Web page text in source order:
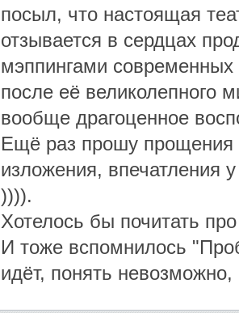
посыл, что настоящая
отзывается в сердцах
мэппингами
после её великолепного
вообще драгоценное
Ещё раз прошу прощения
изложения, впечатления
)))).
Хотелось бы почитать
И тоже вспомнилось
идёт, понять невозможно,